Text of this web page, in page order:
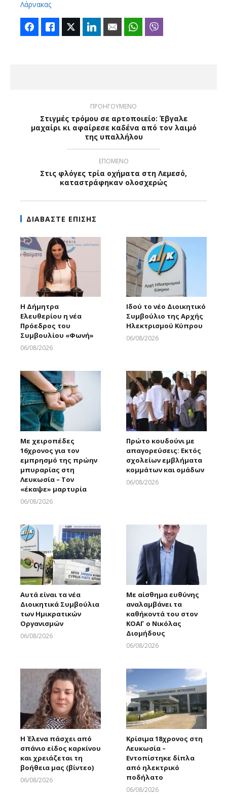
Λάρνακας
FacebookLike Twitter LinkedIn Email WhatsApp
ΠΡΟΗΓΟΥΜΕΝΟ
Στιγμές τρόμου σε αρτοποιείο: Έβγαλε
μαχαίρι κι αφαίρεσε καδένα από τον λαιμό
της υπαλλήλου
ΕΠΟΜΕΝΟ
Στις φλόγες τρία οχήματα στη Λεμεσό,
καταστράφηκαν ολοσχερώς
ΔΙΑΒΑΣΤΕ ΕΠΙΣΗΣ
Η Δήμητρα
Ελευθερίου η νέα
Πρόεδρος του
Συμβουλίου «Φωνή»
06/08/2026
Ιδού το νέο Διοικητικό
Συμβούλιο της Αρχής
Ηλεκτρισμού Κύπρου
06/08/2026
Με χειροπέδες
16χρονος για τον
εμπρησμό της πρώην
μπυραρίας στη
Λευκωσία – Τον
«έκαψε» μαρτυρία
06/08/2026
Πρώτο κουδούνι με
απαγορεύσεις: Εκτός
σχολείων εμβλήματα
κομμάτων και ομάδων
06/08/2026
Αυτά είναι τα νέα
Διοικητικά Συμβούλια
των Ημικρατικών
Οργανισμών
06/08/2026
Με αίσθημα ευθύνης
αναλαμβάνει τα
καθήκοντά του στον
ΚΟΑΓ ο Νικόλας
Διομήδους
06/08/2026
Η Έλενα πάσχει από
σπάνιο είδος καρκίνου
και χρειάζεται τη
βοήθεια μας (βίντεο)
06/08/2026
Κρίσιμα 18χρονος στη
Λευκωσία –
Εντοπίστηκε δίπλα
από ηλεκτρικό
ποδήλατο
06/08/2026